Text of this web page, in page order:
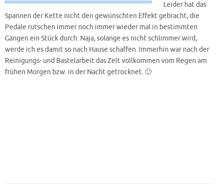
Leider hat das
Spannen der Kette nicht den gewünschten Effekt gebracht, die
Pedale rutschen immer noch immer wieder mal in bestimmten
Gängen ein Stück durch. Naja, solange es nicht schlimmer wird,
werde ich es damit so nach Hause schaffen. Immerhin war nach der
Reinigungs- und Bastelarbeit das Zelt vollkommen vom Regen am
frühen Morgen bzw. in der Nacht getrocknet. 🙂